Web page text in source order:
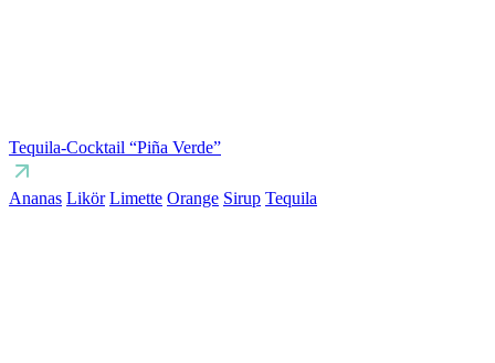
Tequila-Cocktail “Piña Verde”
Ananas Likör Limette Orange Sirup Tequila